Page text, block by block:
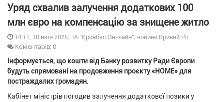
Уряд схвалив залучення додаткових 100
млн євро на компенсацію за знищене житло
14:11, 10 июн 2026 , ІА "Кривбас Он-лайн", новини Кривий Ріг
Коментарів: 0
Інформується, що кошти від Банку розвитку Ради Європи
будуть спрямовані на продовження проєкту «HOME» для
постраждалих громадян.
Кабінет міністрів погодив залучення додаткової позики у